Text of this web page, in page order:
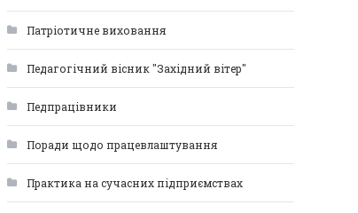
Патріотичне виховання
Педагогічний вісник "Західний вітер"
Педпрацівники
Поради щодо працевлаштування
Практика на сучасних підприємствах